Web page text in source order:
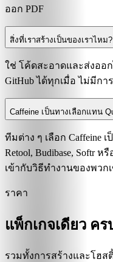
ออก PDF
สิ่งที่เราสร้างเป็นของเราไหม?
ใช่ โค้ดสะอาดและส่งออ
GitHub ได้ทุกเมื่อ ไม่มีกา
Caffeine เป็นทางเลือกแทน
ทีมต่าง ๆ เลือก Caffeine เ
Retool, Budibase, Softr ห
เข้ากับวิธีทำงานของพวก
ราคา
แพ็กเกจเดียว ค
รวมทั้งการสร้างและโฮส